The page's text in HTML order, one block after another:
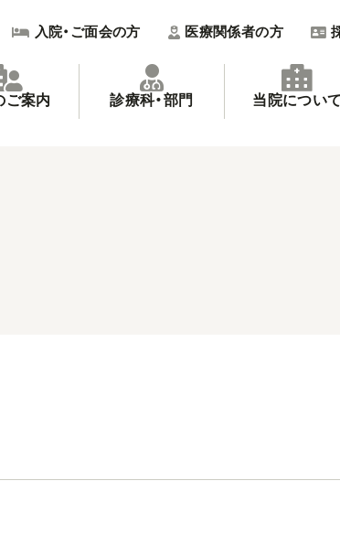
入院・ご面会の方 医療関係者の方
ご案内 診療科・部門 当院について